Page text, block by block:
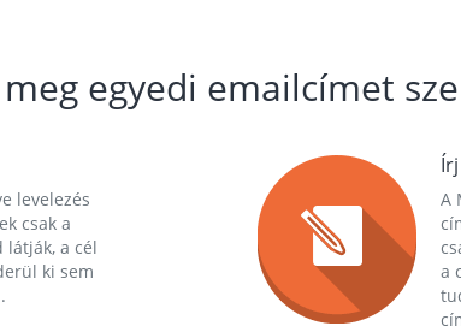
egyedi emailcímet
levelezés
csak a
látják, a cél
ki sem
A
a